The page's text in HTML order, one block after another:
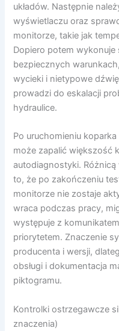
układów. Następnie
wyświetlaczu oraz
monitorze, takie jak
Dopiero potem
bezpiecznych
wycieki i nietypowe
prowadzi do eskalacji
hydraulice.
Po uruchomieniu
może zapalić większość
autodiagnostyki.
to, że po zakończeniu
monitorze nie zostaje
wraca podczas pracy,
występuje z
priorytetem. Znaczenie
producenta i wersji,
obsługi i dokumentacja
piktogramu.
Kontrolki ostrzegawcze
znaczenia)